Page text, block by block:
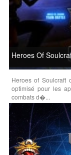
Heroes Of
Heroes of Soulcraft
optimisé pour les
combats d�...